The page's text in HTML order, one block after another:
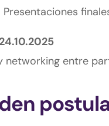
networking entre